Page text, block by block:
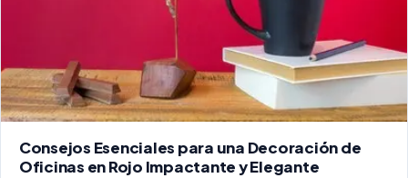
Consejos Esenciales para una Decoración de
Oficinas en Rojo Impactante y Elegante